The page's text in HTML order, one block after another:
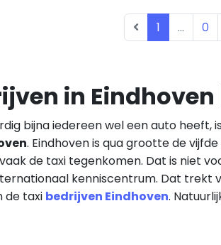
1 ... 0
in
bijna iedereen wel een auto heeft,
. Eindhoven is qua grootte de
de taxi tegenkomen. Dat is niet
kenniscentrum. Dat trekt
de taxi bedrijven Eindhoven.